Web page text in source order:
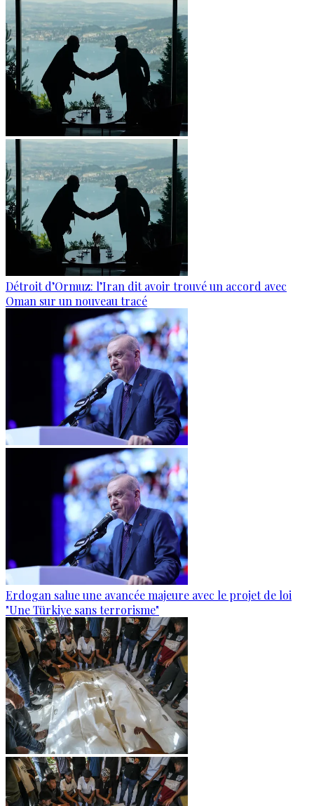
Détroit d’Ormuz: l’Iran dit avoir trouvé un accord avec
Oman sur un nouveau tracé
Erdogan salue une avancée majeure avec le projet de loi
"Une Türkiye sans terrorisme"